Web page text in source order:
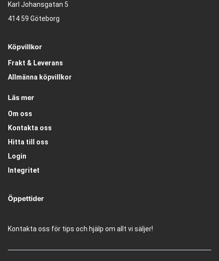
Karl Johansgatan 5
414 59 Göteborg
Köpvillkor
Frakt & Leverans
Allmänna köpvillkor
Läs mer
Om oss
Kontakta oss
Hitta till oss
Login
Integritet
Öppettider
Kontakta oss för tips och hjälp om allt vi säljer!